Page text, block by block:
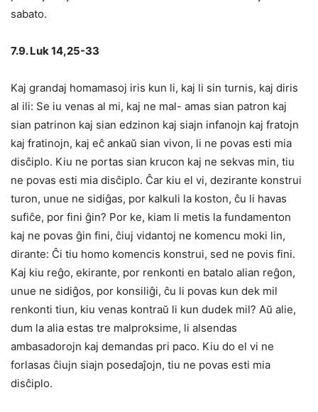
sabato.
7.9. Luk 14,25-33
Kaj grandaj homamasoj iris kun li, kaj li sin turnis, kaj diris
al ili: Se iu venas al mi, kaj ne mal- amas sian patron kaj
sian patrinon kaj sian edzinon kaj siajn infanojn kaj fratojn
kaj fratinojn, kaj eĉ ankaŭ sian vivon, li ne povas esti mia
disĉiplo. Kiu ne portas sian krucon kaj ne sekvas min, tiu
ne povas esti mia disĉiplo. Ĉar kiu el vi, dezirante konstrui
turon, unue ne sidiĝas, por kalkuli la koston, ĉu li havas
sufiĉe, por fini ĝin? Por ke, kiam li metis la fundamenton
kaj ne povas ĝin fini, ĉiuj vidantoj ne komencu moki lin,
dirante: Ĉi tiu homo komencis konstrui, sed ne povis fini.
Kaj kiu reĝo, ekirante, por renkonti en batalo alian reĝon,
unue ne sidiĝos, por konsiliĝi, ĉu li povas kun dek mil
renkonti tiun, kiu venas kontraŭ li kun dudek mil? Aŭ alie,
dum la alia estas tre malproksime, li alsendas
ambasadorojn kaj demandas pri paco. Kiu do el vi ne
forlasas ĉiujn siajn posedaĵojn, tiu ne povas esti mia
disĉiplo.